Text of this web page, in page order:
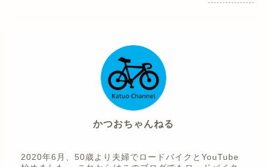
かつおちゃんねる
2020年6月、50歳より夫婦でロードバイクとYouTube